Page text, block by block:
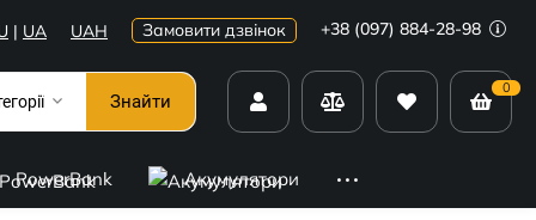
| UA UAH Замовити дзвінок +38 (097) 884-28-98
Знайти
0
PowerBank Акумулятори